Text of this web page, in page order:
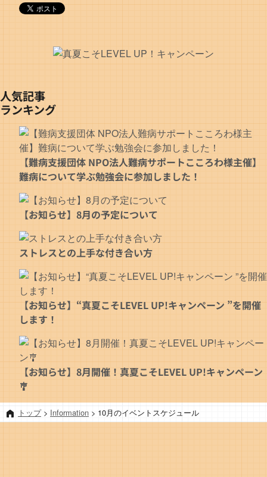
トップ> Information > 10月のイベントスケジュール
人気記事
ランキング
【難病支援団体 NPO法人難病サポートこころわ様主催】
難病について学ぶ勉強会に参加しました！
【お知らせ】8月の予定について
ストレスとの上手な付き合い方
【お知らせ】“真夏こそLEVEL UP!キャンペーン ”を開催
します！
【お知らせ】8月開催！真夏こそLEVEL UP!キャンペーン
🎐